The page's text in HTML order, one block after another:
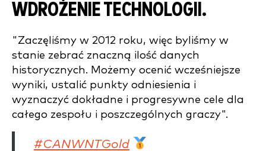
WDROŻENIE TECHNOLOGII.
"Zaczęliśmy w 2012 roku, więc byliśmy w
stanie zebrać znaczną ilość danych
historycznych. Możemy ocenić wcześniejsze
wyniki, ustalić punkty odniesienia i
wyznaczyć dokładne i progresywne cele dla
całego zespołu i poszczególnych graczy".
#CANWNTGold